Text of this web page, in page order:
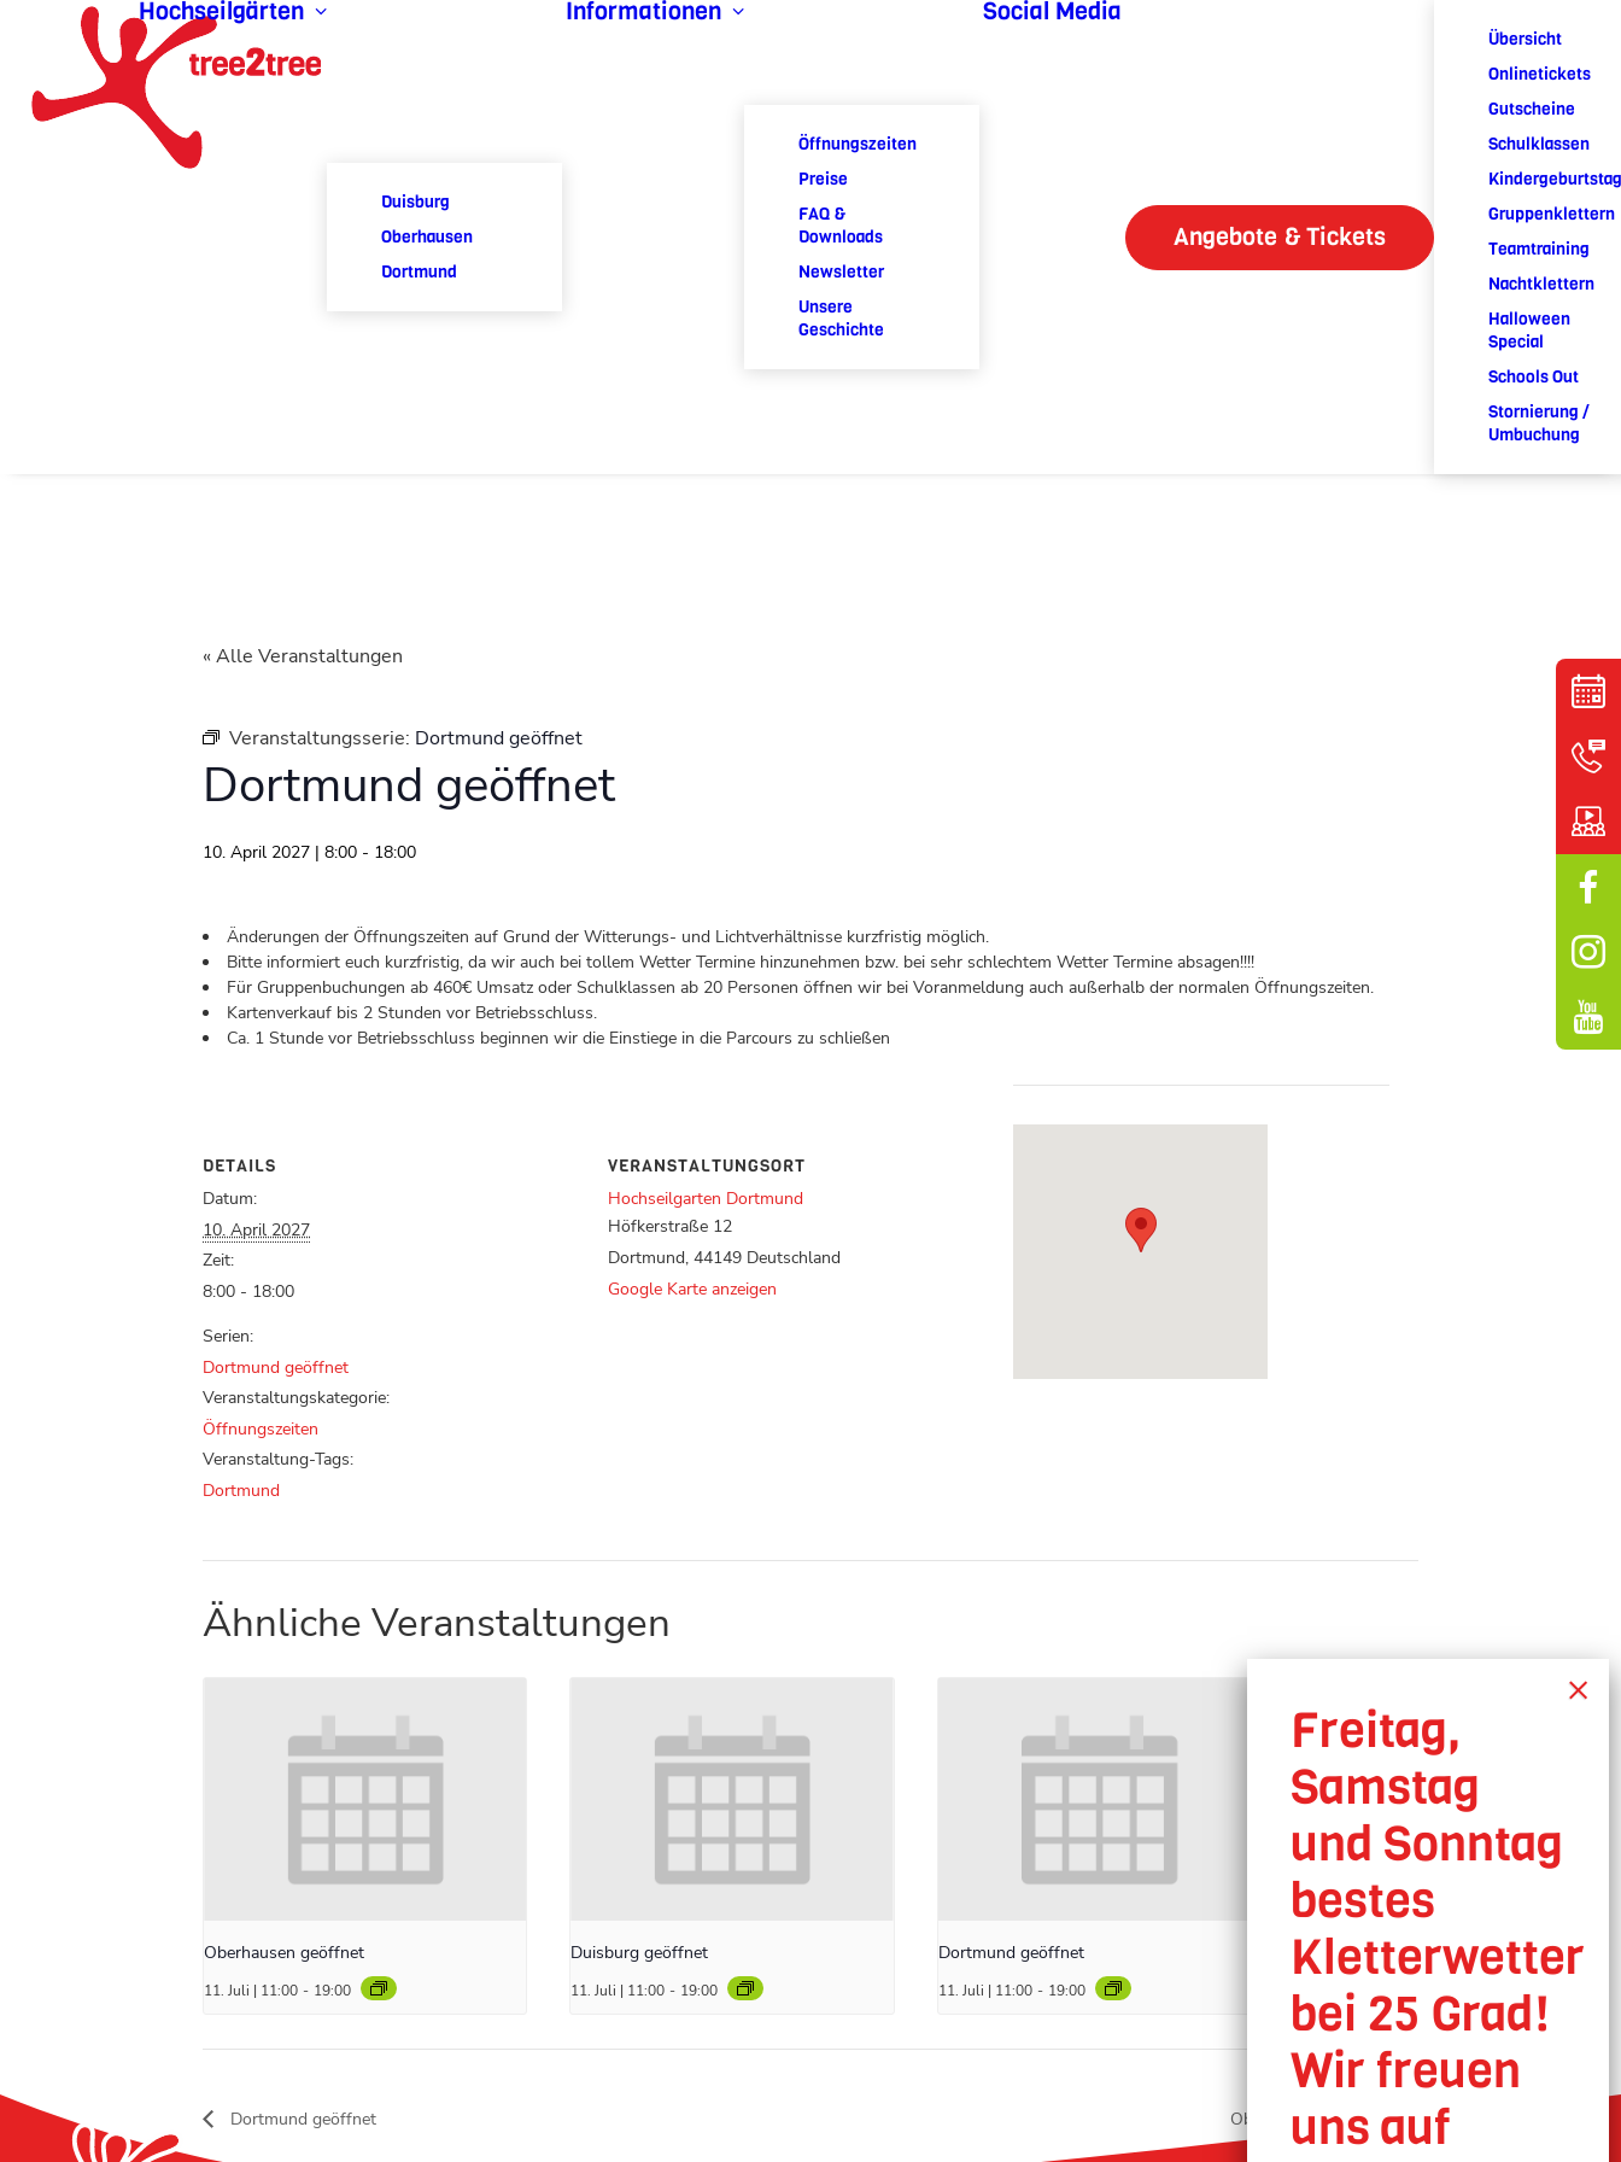
Hochseilgärten
Duisburg
Oberhausen
Dortmund
Informationen
Öffnungszeiten
Preise
FAQ &
Downloads
Newsletter
Unsere
Geschichte
Social Media
Angebote & Tickets
Übersicht
Onlinetickets
Gutscheine
Schulklassen
Kindergeburtstag
Gruppenklettern
Teamtraining
Nachtklettern
Halloween
Special
Schools Out
Stornierung /
Umbuchung
« Alle Veranstaltungen
Veranstaltungsserie: Dortmund geöffnet
Dortmund geöffnet
10. April 2027 | 8:00 - 18:00
Änderungen der Öffnungszeiten auf Grund der Witterungs- und Lichtverhältnisse kurzfristig möglich.
Bitte informiert euch kurzfristig, da wir auch bei tollem Wetter Termine hinzunehmen bzw. bei sehr schlechtem Wetter Termine absagen!!!!
Für Gruppenbuchungen ab 460€ Umsatz oder Schulklassen ab 20 Personen öffnen wir bei Voranmeldung auch außerhalb der normalen Öffnungszeiten.
Kartenverkauf bis 2 Stunden vor Betriebsschluss.
Ca. 1 Stunde vor Betriebsschluss beginnen wir die Einstiege in die Parcours zu schließen
DETAILS
Datum:
10. April 2027
Zeit:
8:00 - 18:00
Serien:
Dortmund geöffnet
Veranstaltungskategorie:
Öffnungszeiten
Veranstaltung-Tags:
Dortmund
VERANSTALTUNGSORT
Hochseilgarten Dortmund
Höfkerstraße 12
Dortmund, 44149 Deutschland
Google Karte anzeigen
Ähnliche Veranstaltungen
Oberhausen geöffnet
11. Juli | 11:00 - 19:00
Duisburg geöffnet
11. Juli | 11:00 - 19:00
Dortmund geöffnet
11. Juli | 11:00 - 19:00
Dortmund geöffnet Oberhausen geöffnet